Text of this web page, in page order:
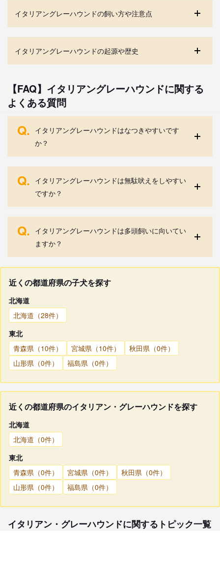
イタリアングレーハウンドの飼い方や注意点
イタリアングレーハウンドの起源や歴史
【FAQ】イタリアングレーハウンドに関する
よくある質問
Q. イタリアングレーハウンドはなつきやすいです
か？
Q. イタリアングレーハウンドは無駄吠えをしやすい
ですか？
Q. イタリアングレーハウンドは多頭飼いに向いてい
ますか？
近くの都道府県の子犬を探す
北海道
北海道（28件）
東北
青森県（10件）
宮城県（10件）
秋田県（0件）
山形県（0件）
福島県（0件）
近くの都道府県のイタリアン・グレーハウンドを探す
北海道
北海道（0件）
東北
青森県（0件）
宮城県（0件）
秋田県（0件）
山形県（0件）
福島県（0件）
イタリアン・グレーハウンドに関するトピック一覧